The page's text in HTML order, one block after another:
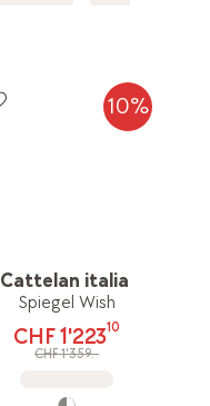
10%
Cattelan italia
Spiegel Wish
CHF 1'22310
CHF 1'359.-